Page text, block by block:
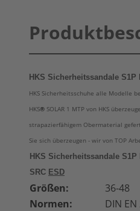
HKS Sicherheitssandale S1P
HKS Sicherheitsschuhe alle Modelle
HKS® SOLAR 1 MTP von HKS
strapazierfähigem Obermaterial
Sie sich überzeugen - wir von TOP
HKS Sicherheitssandale S1P
SRC ESD
Größen:
36-48
Normen:
DIN EN